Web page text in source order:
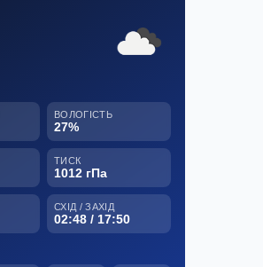
ВОЛОГІСТЬ
27%
ТИСК
1012 гПа
СХІД / ЗАХІД
02:48 / 17:50